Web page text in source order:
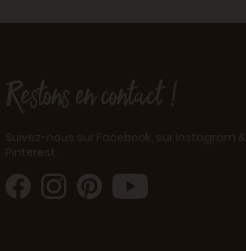
Restons en contact !
Suivez-nous sur Facebook, sur Instagram &
Pinterest.